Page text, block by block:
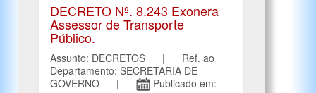
DECRETO Nº. 8.243 Exonera
Assessor de Transporte
Público.
Assunto: DECRETOS | Ref. ao
Departamento: SECRETARIA DE
GOVERNO |
Publicado em: